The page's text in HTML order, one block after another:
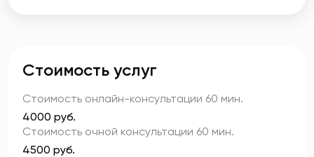
Стоимость услуг
Стоимость онлайн-консультации 60 мин.
4000 руб.
Стоимость очной консультации 60 мин.
4500 руб.